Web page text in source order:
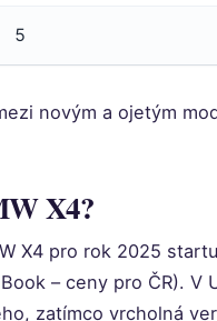
5
novým a ojetým
X4?
X4 pro rok 2025
– ceny pro ČR). V
zatímco vrcholná